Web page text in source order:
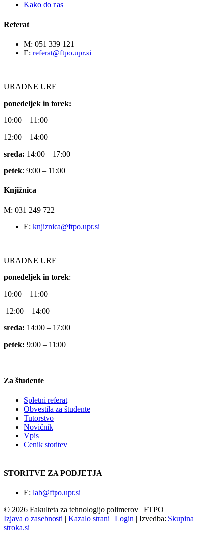
Kako do nas
Referat
M: 051 339 121
E: referat@ftpo.upr.si
URADNE URE
ponedeljek in torek:
10:00 – 11:00
12:00 – 14:00
sreda: 14:00 – 17:00
petek: 9:00 – 11:00
Knjižnica
M: 031 249 722
E: knjiznica@ftpo.upr.si
URADNE URE
ponedeljek in torek:
10:00 – 11:00
12:00 – 14:00
sreda: 14:00 – 17:00
petek: 9:00 – 11:00
Za študente
Spletni referat
Obvestila za študente
Tutorstvo
Novičnik
Vpis
Cenik storitev
STORITVE ZA PODJETJA
E: lab@ftpo.upr.si
© 2026 Fakulteta za tehnologijo polimerov | FTPO
Izjava o zasebnosti | Kazalo strani | Login | Izvedba: Skupina
stroka.si